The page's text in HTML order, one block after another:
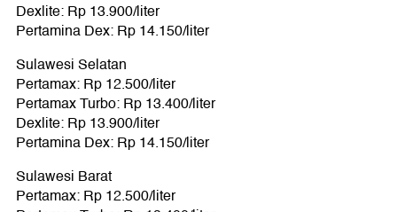
Dexlite: Rp 13.900/liter
Pertamina Dex: Rp 14.150/liter
Sulawesi Selatan
Pertamax: Rp 12.500/liter
Pertamax Turbo: Rp 13.400/liter
Dexlite: Rp 13.900/liter
Pertamina Dex: Rp 14.150/liter
Sulawesi Barat
Pertamax: Rp 12.500/liter